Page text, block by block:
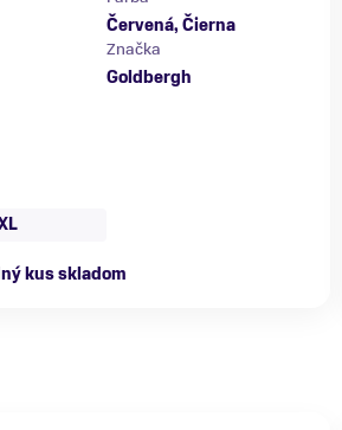
Červená, Čierna
Značka
Goldbergh
kus skladom